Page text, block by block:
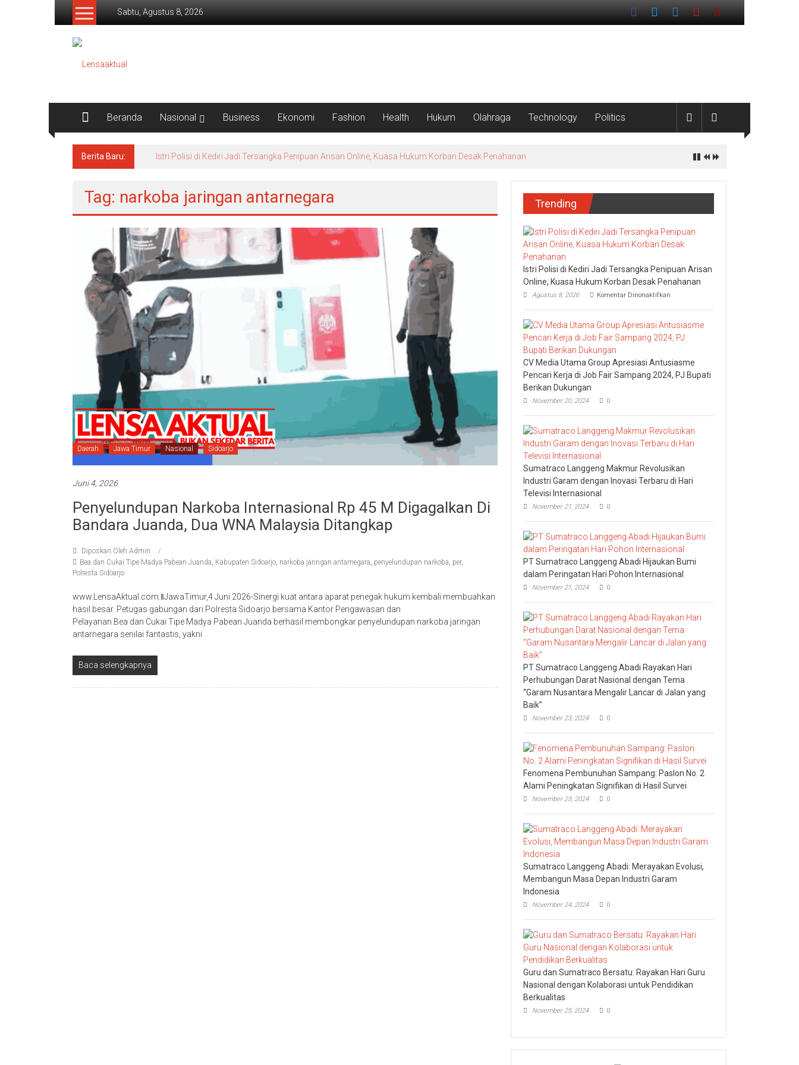
Lompat
Sabtu, Agustus 8, 2026
Lensaaktual
Beranda Nasional Business Ekonomi Fashion Health Hukum Olahraga Technology Politics
Berita Baru: Istri Polisi di Kediri Jadi Tersangka Penipuan Arisan Online, Kuasa Hukum Korban Desak Penahanan
Tag: narkoba jaringan antarnegara
Daerah Jawa Timur Nasional Sidoarjo
Juni 4, 2026
Penyelundupan Narkoba Internasional Rp 45 M Digagalkan Di
Bandara Juanda, Dua WNA Malaysia Ditangkap
Diposkan Oleh:Admin
Bea dan Cukai Tipe Madya Pabean Juanda, Kabupaten Sidoarjo, narkoba jaringan antarnegara, penyelundupan narkoba, per,
Polresta Sidoarjo
www.LensaAktual.com.ǁJawaTimur,4 Juni 2026-Sinergi kuat antara aparat penegak hukum kembali membuahkan
hasil besar. Petugas gabungan dari Polresta Sidoarjo bersama Kantor Pengawasan dan
Pelayanan Bea dan Cukai Tipe Madya Pabean Juanda berhasil membongkar penyelundupan narkoba jaringan
antarnegara senilai fantastis, yakni
Baca selengkapnya
Trending
Istri Polisi di Kediri Jadi Tersangka Penipuan Arisan
Online, Kuasa Hukum Korban Desak Penahanan
Agustus 8, 2026 Komentar Dinonaktifkan
Polisi
Kediri
Jadi
Penipuan
Online,
Desak
CV Media Utama Group Apresiasi Antusiasme
Pencari Kerja di Job Fair Sampang 2024, PJ Bupati
Berikan Dukungan
November 20, 2024 0
Sumatraco Langgeng Makmur Revolusikan
Industri Garam dengan Inovasi Terbaru di Hari
Televisi Internasional
November 21, 2024 0
PT Sumatraco Langgeng Abadi Hijaukan Bumi
dalam Peringatan Hari Pohon Internasional
November 21, 2024 0
PT Sumatraco Langgeng Abadi Rayakan Hari
Perhubungan Darat Nasional dengan Tema
“Garam Nusantara Mengalir Lancar di Jalan yang
Baik”
November 23, 2024 0
Fenomena Pembunuhan Sampang: Paslon No. 2
Alami Peningkatan Signifikan di Hasil Survei
November 23, 2024 0
Sumatraco Langgeng Abadi: Merayakan Evolusi,
Membangun Masa Depan Industri Garam
Indonesia
November 24, 2024 0
Guru dan Sumatraco Bersatu: Rayakan Hari Guru
Nasional dengan Kolaborasi untuk Pendidikan
Berkualitas
November 25, 2024 0